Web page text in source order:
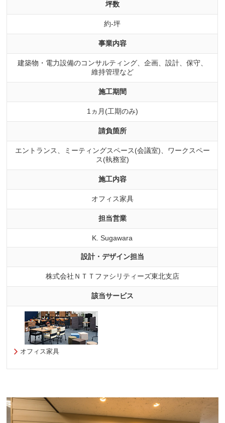
坪数
約-坪
事業内容
建築物・電力設備のコンサルティング、企画、設計、保守、
維持管理など
施工期間
1ヵ月(工期のみ)
請負箇所
エントランス、ミーティングスペース(会議室)、ワークスペー
ス(執務室)
施工内容
オフィス家具
担当営業
K. Sugawara
設計・デザイン担当
株式会社ＮＴＴファシリティーズ東北支店
該当サービス
オフィス家具